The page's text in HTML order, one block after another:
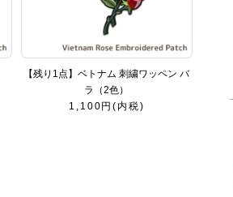
【残り1点】ベトナム 刺繍ワッペン バ
ラ（2色）
1,100円(内税)